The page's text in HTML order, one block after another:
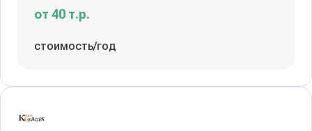
от 40 т.р.
стоимость/год